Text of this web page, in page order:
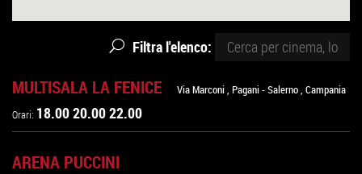
Filtra l'elenco:
MULTISALA LA FENICE Via Marconi, Pagani-Salerno, Campania
Orari: 18.00 20.00 22.00
ARENA PUCCINI